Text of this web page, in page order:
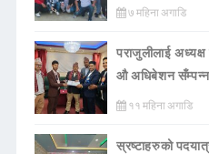
७ महिना अगाडि
पराजुलीलाई
औ अधिबेशन सँम्पन्न
११ महिना अगाडि
स्रष्टाहरुको